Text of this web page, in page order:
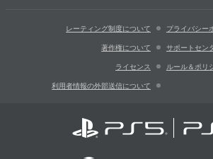
レーティング制度について プライバシー
著作権について サポートセン
ライセンス ルール＆ポリ
利用者情報の外部送信について